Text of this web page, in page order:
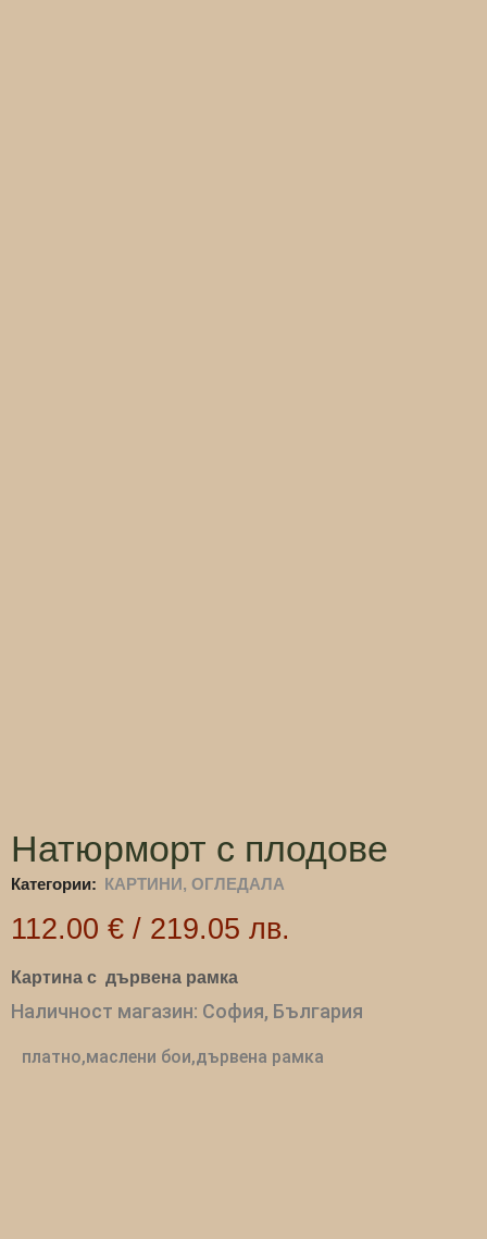
Натюрморт с плодове
Категории: КАРТИНИ, ОГЛЕДАЛА
112.00 € / 219.05 лв.
Картина с дървена рамка
Наличност магазин: София, България
платно,маслени бои,дървена рамка